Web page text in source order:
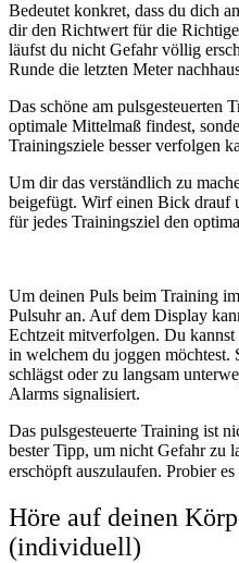
Bedeutet konkret, dass du dich
dir den Richtwert für die
läufst du nicht Gefahr völlig
Runde die letzten Meter
Das schöne am pulsgesteuerten
optimale Mittelmaß findest,
Trainingsziele besser verfolgen
Um dir das verständlich zu
beigefügt. Wirf einen Bick drauf
für jedes Trainingsziel den
Um deinen Puls beim Training
Pulsuhr an. Auf dem Display
Echtzeit mitverfolgen. Du kannst
in welchem du joggen möchtest.
schlägst oder zu langsam
Alarms signalisiert.
Das pulsgesteuerte Training ist
bester Tipp, um nicht Gefahr zu
erschöpft auszulaufen. Probier
Höre auf deinen
(individuell)